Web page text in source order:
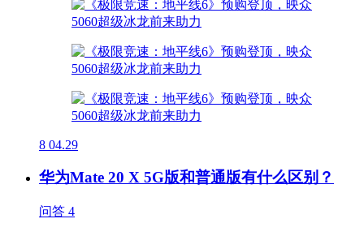
8 04.29
华为Mate 20 X 5G版和普通版有什么区别？
问答 4